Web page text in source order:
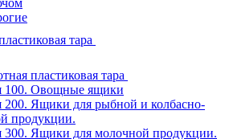
тара
пластиковая тара
100. Овощные ящики
200. Ящики для рыбной и колбасно-
продукции.
300. Ящики для молочной продукции.